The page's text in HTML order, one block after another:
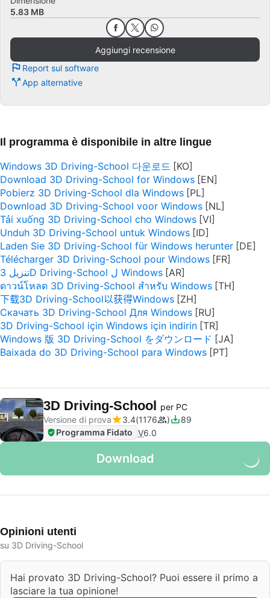
5.83 MB
Aggiungi recensione
Report sul software
App alternative
Il programma è disponibile in altre lingue
Windows 3D Driving-School 다운로드
Download 3D Driving-School for Windows
Pobierz 3D Driving-School dla Windows
Download 3D Driving-School voor Windows
Tải xuống 3D Driving-School cho Windows
Unduh 3D Driving-School untuk Windows
Laden Sie 3D Driving-School für Windows herunter
Télécharger 3D Driving-School pour Windows
تنزيل 3D Driving-School ل Windows
ดาวน์โหลด 3D Driving-School สำหรับ Windows
下载3D Driving-School以获得Windows
Скачать 3D Driving-School Для Windows
3D Driving-School için Windows için indirin
Windows 版 3D Driving-School をダウンロード
Baixada do 3D Driving-School para Windows
3D Driving-School per PC
Versione di prova
3.4 1176
89
Programma Fidato V6.0
Download
Opinioni utenti
su 3D Driving-School
Hai provato 3D Driving-School? Puoi essere il primo a
lasciare la tua opinione!